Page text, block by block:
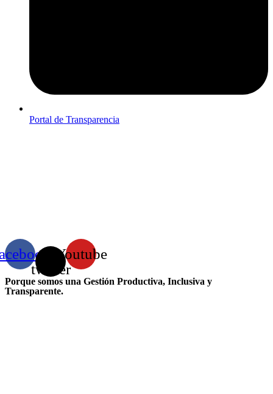
Portal de Transparencia
X-
twitter
Youtube
Porque somos una Gestión Productiva, Inclusiva y
Transparente.